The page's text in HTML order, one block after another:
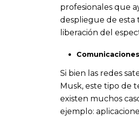
profesionales que
despliegue de esta
liberación del
Si bien las redes
Musk, este tipo de
existen muchos
ejemplo: